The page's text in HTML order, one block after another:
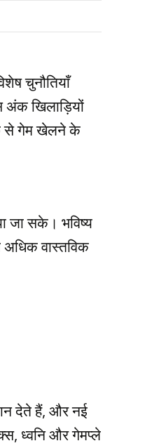
चुनौतियाँ
अंक खिलाड़ियों
से गेम खेलने के
जा सके। भविष्य
वास्तविक
देते हैं, और नई
ध्वनि और गेमप्ले